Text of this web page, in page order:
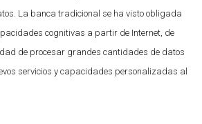
La banca tradicional se ha visto obligada
cognitivas a partir de Internet, de
de procesar grandes cantidades de datos
servicios y capacidades personalizadas al